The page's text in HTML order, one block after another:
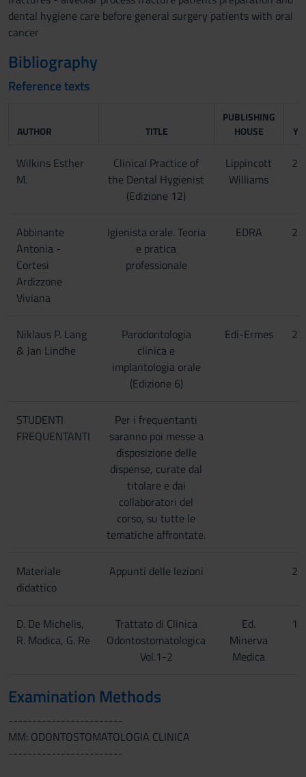
dental hygiene care before general surgery patients with oral
cancer
Bibliography
Reference texts
AUTHOR TITLE
PUBLISHING
HOUSE
Wilkins Esther
M.
Clinical Practice of
the Dental Hygienist
(Edizione 12)
Lippincott
Williams
Abbinante
Antonia -
Cortesi
Ardizzone
Viviana
Igienista orale. Teoria
e pratica
professionale
EDRA
Niklaus P. Lang
& Jan Lindhe
Parodontologia
clinica e
implantologia orale
(Edizione 6)
Edi-Ermes
STUDENTI
FREQUENTANTI
Per i frequentanti
saranno poi messe a
disposizione delle
dispense, curate dal
titolare e dai
collaboratori del
corso, su tutte le
tematiche affrontate.
Materiale
didattico
Appunti delle lezioni
D. De Michelis,
R. Modica, G. Re
Trattato di Clinica
Odontostomatologica
Vol.1-2
Ed.
Minerva
Medica
Examination Methods
------------------------
MM: ODONTOSTOMATOLOGIA CLINICA
------------------------